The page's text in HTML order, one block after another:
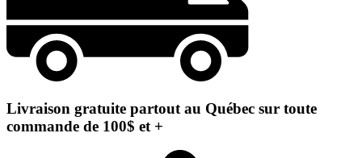
Livraison gratuite partout au Québec sur toute
commande de 100$ et +